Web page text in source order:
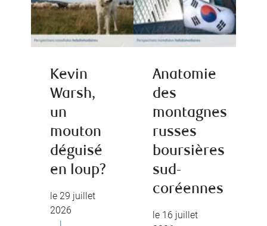
Kevin
Warsh,
un
mouton
déguisé
en loup?
le 29 juillet
2026
Anatomie
des
montagnes
russes
boursières
sud-
coréennes
le 16 juillet